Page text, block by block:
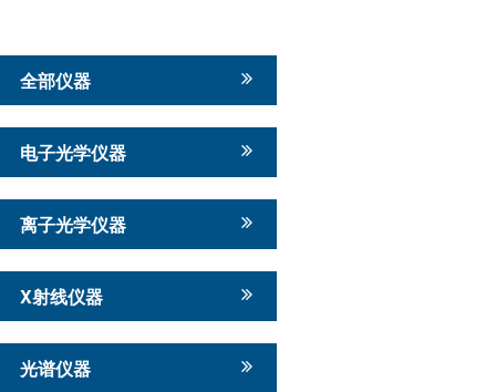
全部仪器
电子光学仪器
离子光学仪器
X射线仪器
光谱仪器